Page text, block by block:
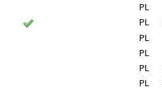
PL
PL
PL
PL
PL
PL